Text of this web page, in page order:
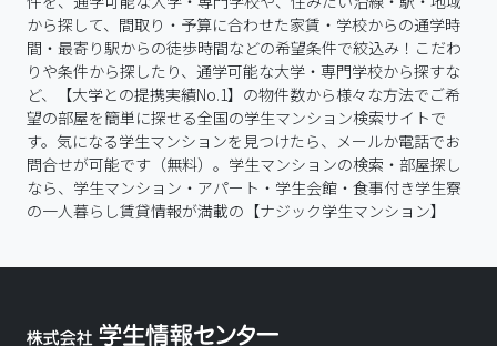
から探して、間取り・予算に合わせた家賃・学校からの通学時
間・最寄り駅からの徒歩時間などの希望条件で絞込み！こだわ
りや条件から探したり、通学可能な大学・専門学校から探すな
ど、【大学との提携実績No.1】の物件数から様々な方法でご希
望の部屋を簡単に探せる全国の学生マンション検索サイトで
す。気になる学生マンションを見つけたら、メールか電話でお
問合せが可能です（無料）。学生マンションの検索・部屋探し
なら、学生マンション・アパート・学生会館・食事付き学生寮
の一人暮らし賃貸情報が満載の【ナジック学生マンション】